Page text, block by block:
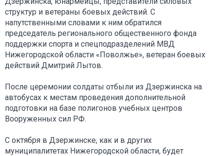
структур и ветераны боевых действий. С
напутственными словами к ним обратился
председатель регионального общественного фонда
поддержки спорта и спецподразделений МВД
Нижегородской области «Поволжье», ветеран боевых
действий Дмитрий Лытов.
После церемонии солдаты отбыли из Дзержинска на
автобусах к местам проведения дополнительной
подготовки на базе полигонов учебных центров
Вооруженных сил РФ.
С октября в Дзержинске, как и в других
муниципалитетах Нижегородской области, будет